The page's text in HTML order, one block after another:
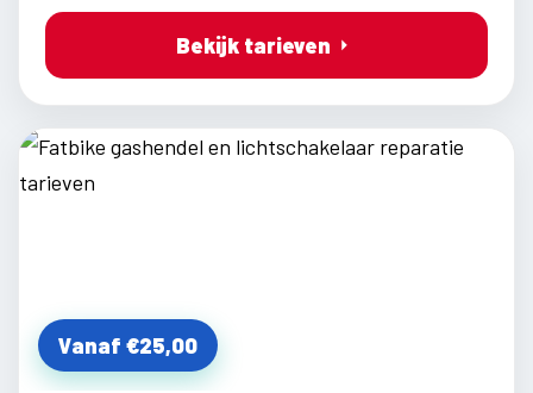
Bekijk tarieven
Vanaf €25,00